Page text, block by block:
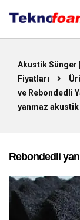
Akustik Sünger
Fiyatları
ve Rebondedli
yanmaz
Rebondedli